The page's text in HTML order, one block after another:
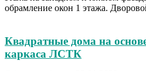
обрамление окон 1 этажа.
Квадратные дома на
каркаса ЛСТК